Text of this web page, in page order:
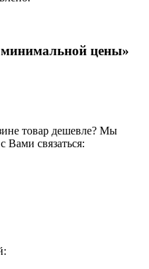
цены»
товар дешевле? Мы
Вами связаться: